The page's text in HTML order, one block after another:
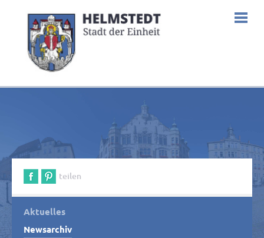
teilen
Aktuelles
Newsarchiv